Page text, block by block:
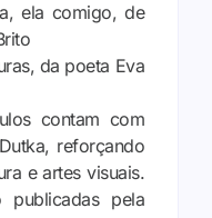
ela comigo, de
da poeta Eva
contam com
reforçando
e artes visuais.
pela